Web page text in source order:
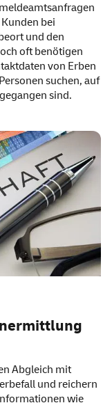
bei
und den
oft benötigen
von Erben
suchen, auf
sind.
Abgleich mit
und reichern
wie